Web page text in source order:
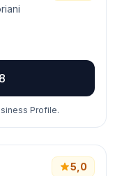
Profile.
5,0